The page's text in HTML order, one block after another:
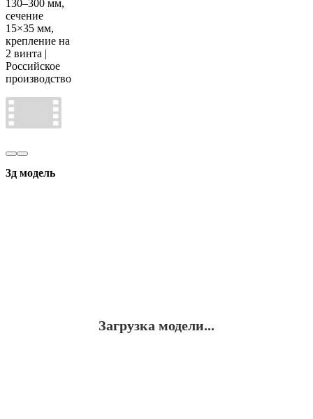
3д модель
Загрузка модели...